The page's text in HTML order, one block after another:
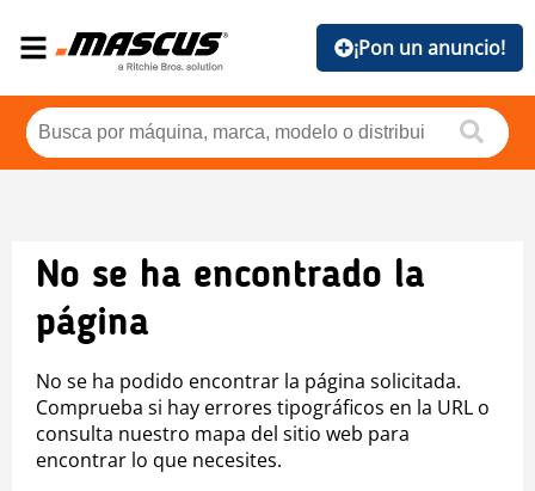
¡Pon un anuncio!
No se ha encontrado la
página
No se ha podido encontrar la página solicitada.
Comprueba si hay errores tipográficos en la URL o
consulta nuestro mapa del sitio web para
encontrar lo que necesites.